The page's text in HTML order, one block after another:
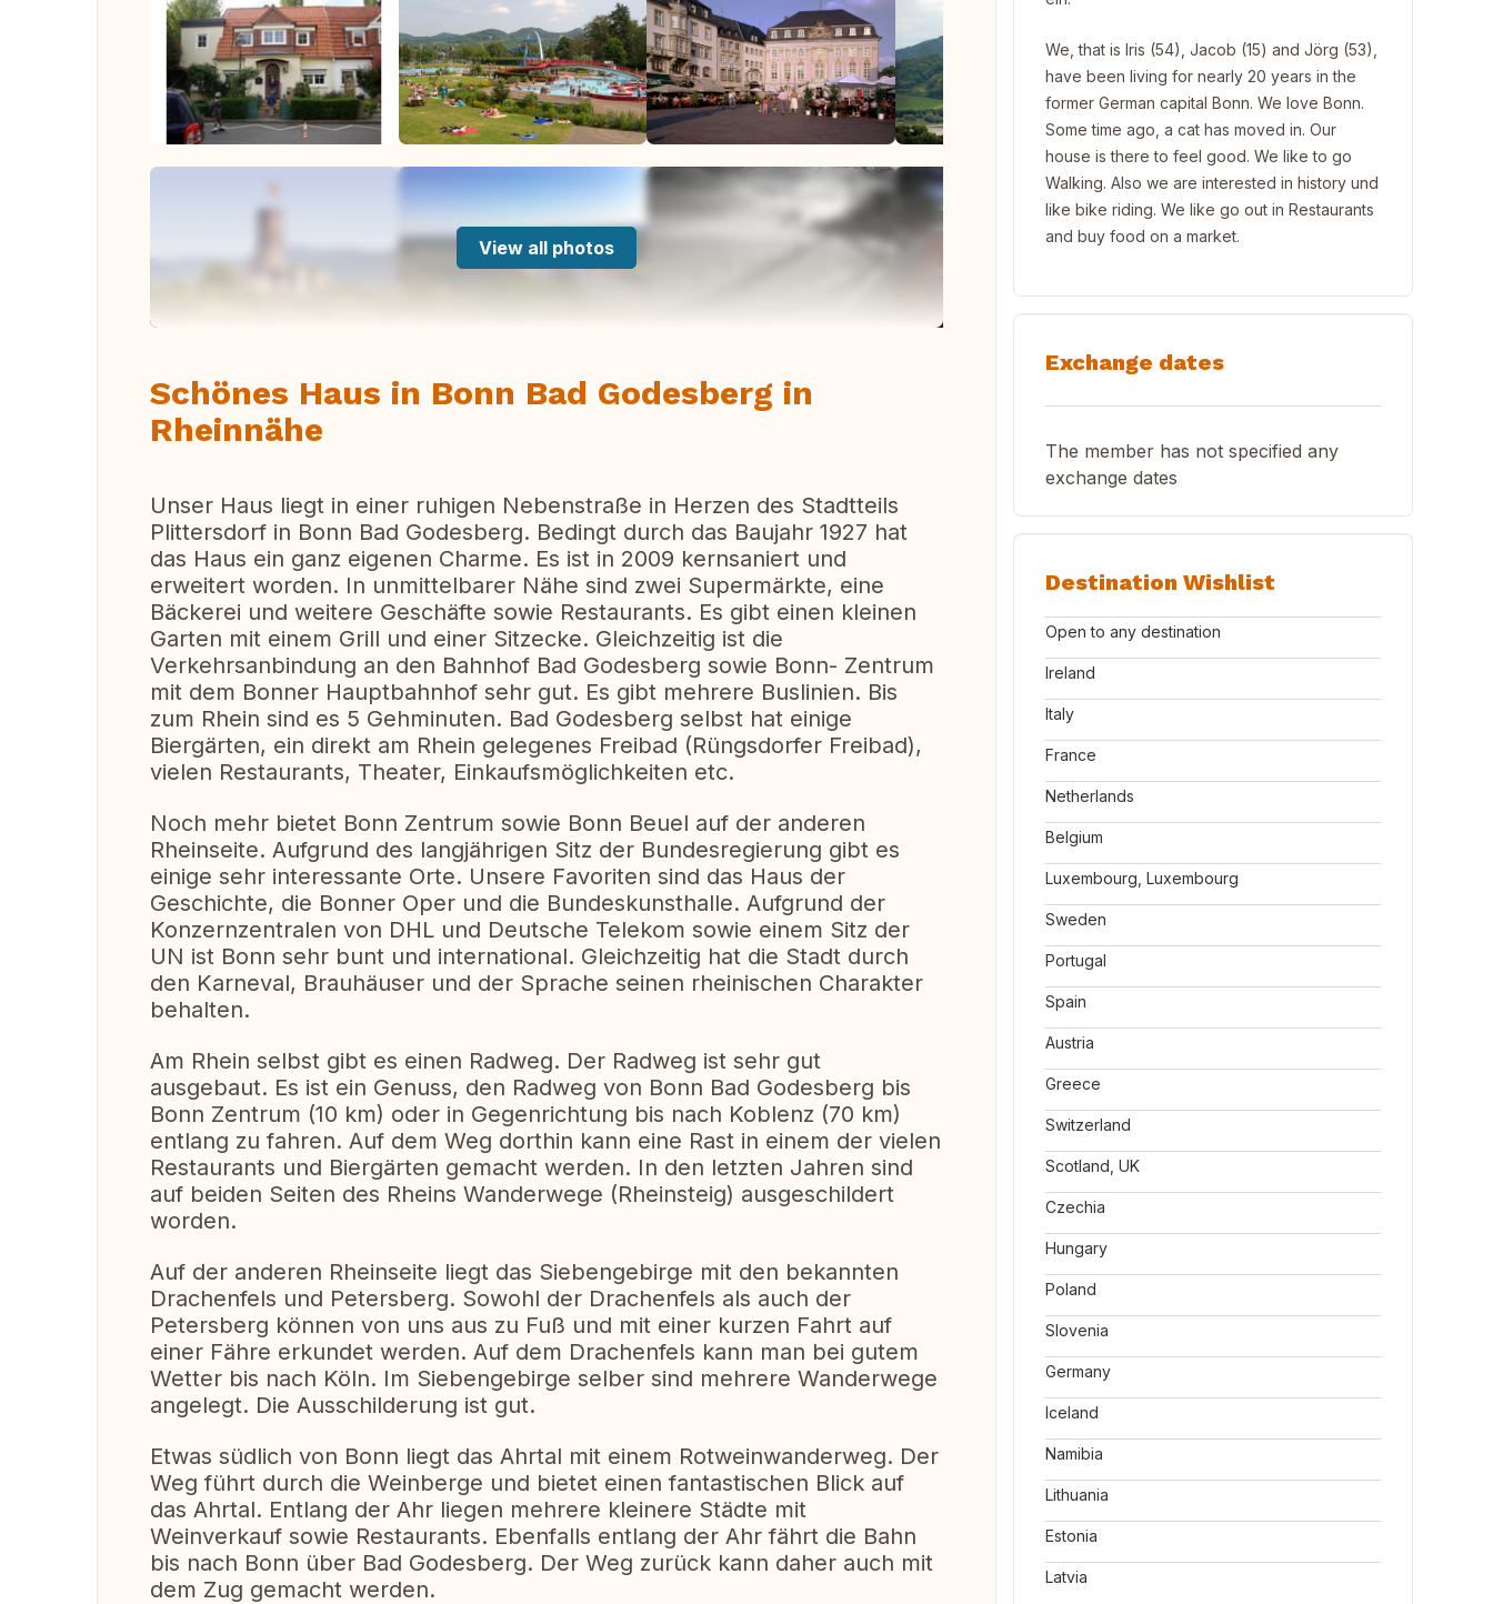
View all photos
Schönes Haus in Bonn Bad Godesberg in
Rheinnähe
Unser Haus liegt in einer ruhigen Nebenstraße in Herzen des Stadtteils
Plittersdorf in Bonn Bad Godesberg. Bedingt durch das Baujahr 1927 hat
das Haus ein ganz eigenen Charme. Es ist in 2009 kernsaniert und
erweitert worden. In unmittelbarer Nähe sind zwei Supermärkte, eine
Bäckerei und weitere Geschäfte sowie Restaurants. Es gibt einen kleinen
Garten mit einem Grill und einer Sitzecke. Gleichzeitig ist die
Verkehrsanbindung an den Bahnhof Bad Godesberg sowie Bonn- Zentrum
mit dem Bonner Hauptbahnhof sehr gut. Es gibt mehrere Buslinien. Bis
zum Rhein sind es 5 Gehminuten. Bad Godesberg selbst hat einige
Biergärten, ein direkt am Rhein gelegenes Freibad (Rüngsdorfer Freibad),
vielen Restaurants, Theater, Einkaufsmöglichkeiten etc.
Noch mehr bietet Bonn Zentrum sowie Bonn Beuel auf der anderen
Rheinseite. Aufgrund des langjährigen Sitz der Bundesregierung gibt es
einige sehr interessante Orte. Unsere Favoriten sind das Haus der
Geschichte, die Bonner Oper und die Bundeskunsthalle. Aufgrund der
Konzernzentralen von DHL und Deutsche Telekom sowie einem Sitz der
UN ist Bonn sehr bunt und international. Gleichzeitig hat die Stadt durch
den Karneval, Brauhäuser und der Sprache seinen rheinischen Charakter
behalten.
Am Rhein selbst gibt es einen Radweg. Der Radweg ist sehr gut
ausgebaut. Es ist ein Genuss, den Radweg von Bonn Bad Godesberg bis
Bonn Zentrum (10 km) oder in Gegenrichtung bis nach Koblenz (70 km)
entlang zu fahren. Auf dem Weg dorthin kann eine Rast in einem der vielen
Restaurants und Biergärten gemacht werden. In den letzten Jahren sind
auf beiden Seiten des Rheins Wanderwege (Rheinsteig) ausgeschildert
worden.
Auf der anderen Rheinseite liegt das Siebengebirge mit den bekannten
Drachenfels und Petersberg. Sowohl der Drachenfels als auch der
Petersberg können von uns aus zu Fuß und mit einer kurzen Fahrt auf
einer Fähre erkundet werden. Auf dem Drachenfels kann man bei gutem
Wetter bis nach Köln. Im Siebengebirge selber sind mehrere Wanderwege
angelegt. Die Ausschilderung ist gut.
Etwas südlich von Bonn liegt das Ahrtal mit einem Rotweinwanderweg. Der
Weg führt durch die Weinberge und bietet einen fantastischen Blick auf
das Ahrtal. Entlang der Ahr liegen mehrere kleinere Städte mit
Weinverkauf sowie Restaurants. Ebenfalls entlang der Ahr fährt die Bahn
bis nach Bonn über Bad Godesberg. Der Weg zurück kann daher auch mit
dem Zug gemacht werden.
We, that is Iris (54), Jacob (15) and Jörg (53),
have been living for nearly 20 years in the
former German capital Bonn. We love Bonn.
Some time ago, a cat has moved in. Our
house is there to feel good. We like to go
Walking. Also we are interested in history und
like bike riding. We like go out in Restaurants
and buy food on a market.
Exchange dates
The member has not specified any
exchange dates
Destination Wishlist
Open to any destination
Ireland
Italy
France
Netherlands
Belgium
Luxembourg, Luxembourg
Sweden
Portugal
Spain
Austria
Greece
Switzerland
Scotland, UK
Czechia
Hungary
Poland
Slovenia
Germany
Iceland
Namibia
Lithuania
Estonia
Latvia